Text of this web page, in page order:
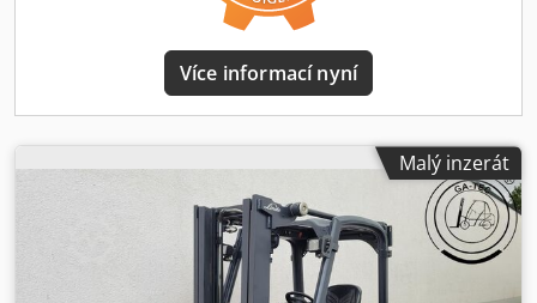
nabídneme vhodnou dopravu. Dalších 250 - 300
vysokozdvižných vozíků, příslušenství a zametacích strojů je
pro vás ihned k dispozici. Samozřejmě i k pronájmu! Rádi
odkoupíme váš STARÝ. Máte otázky? Můžete nás
kontaktovat během naší pracovní doby od 7:30 do 16:00.
prodeje a chyby v této nabídce jsou výslovně vyhrazeny.
Djdpfx Agetw Acbedjck V prodejně se zařízení prodává v
aktuálním stavu, nikoli repasované. Veškeré informace jsou
poskytovány bez záruky, chyby a změny vyhrazeny.
Více informací nyní
Malý inzerát